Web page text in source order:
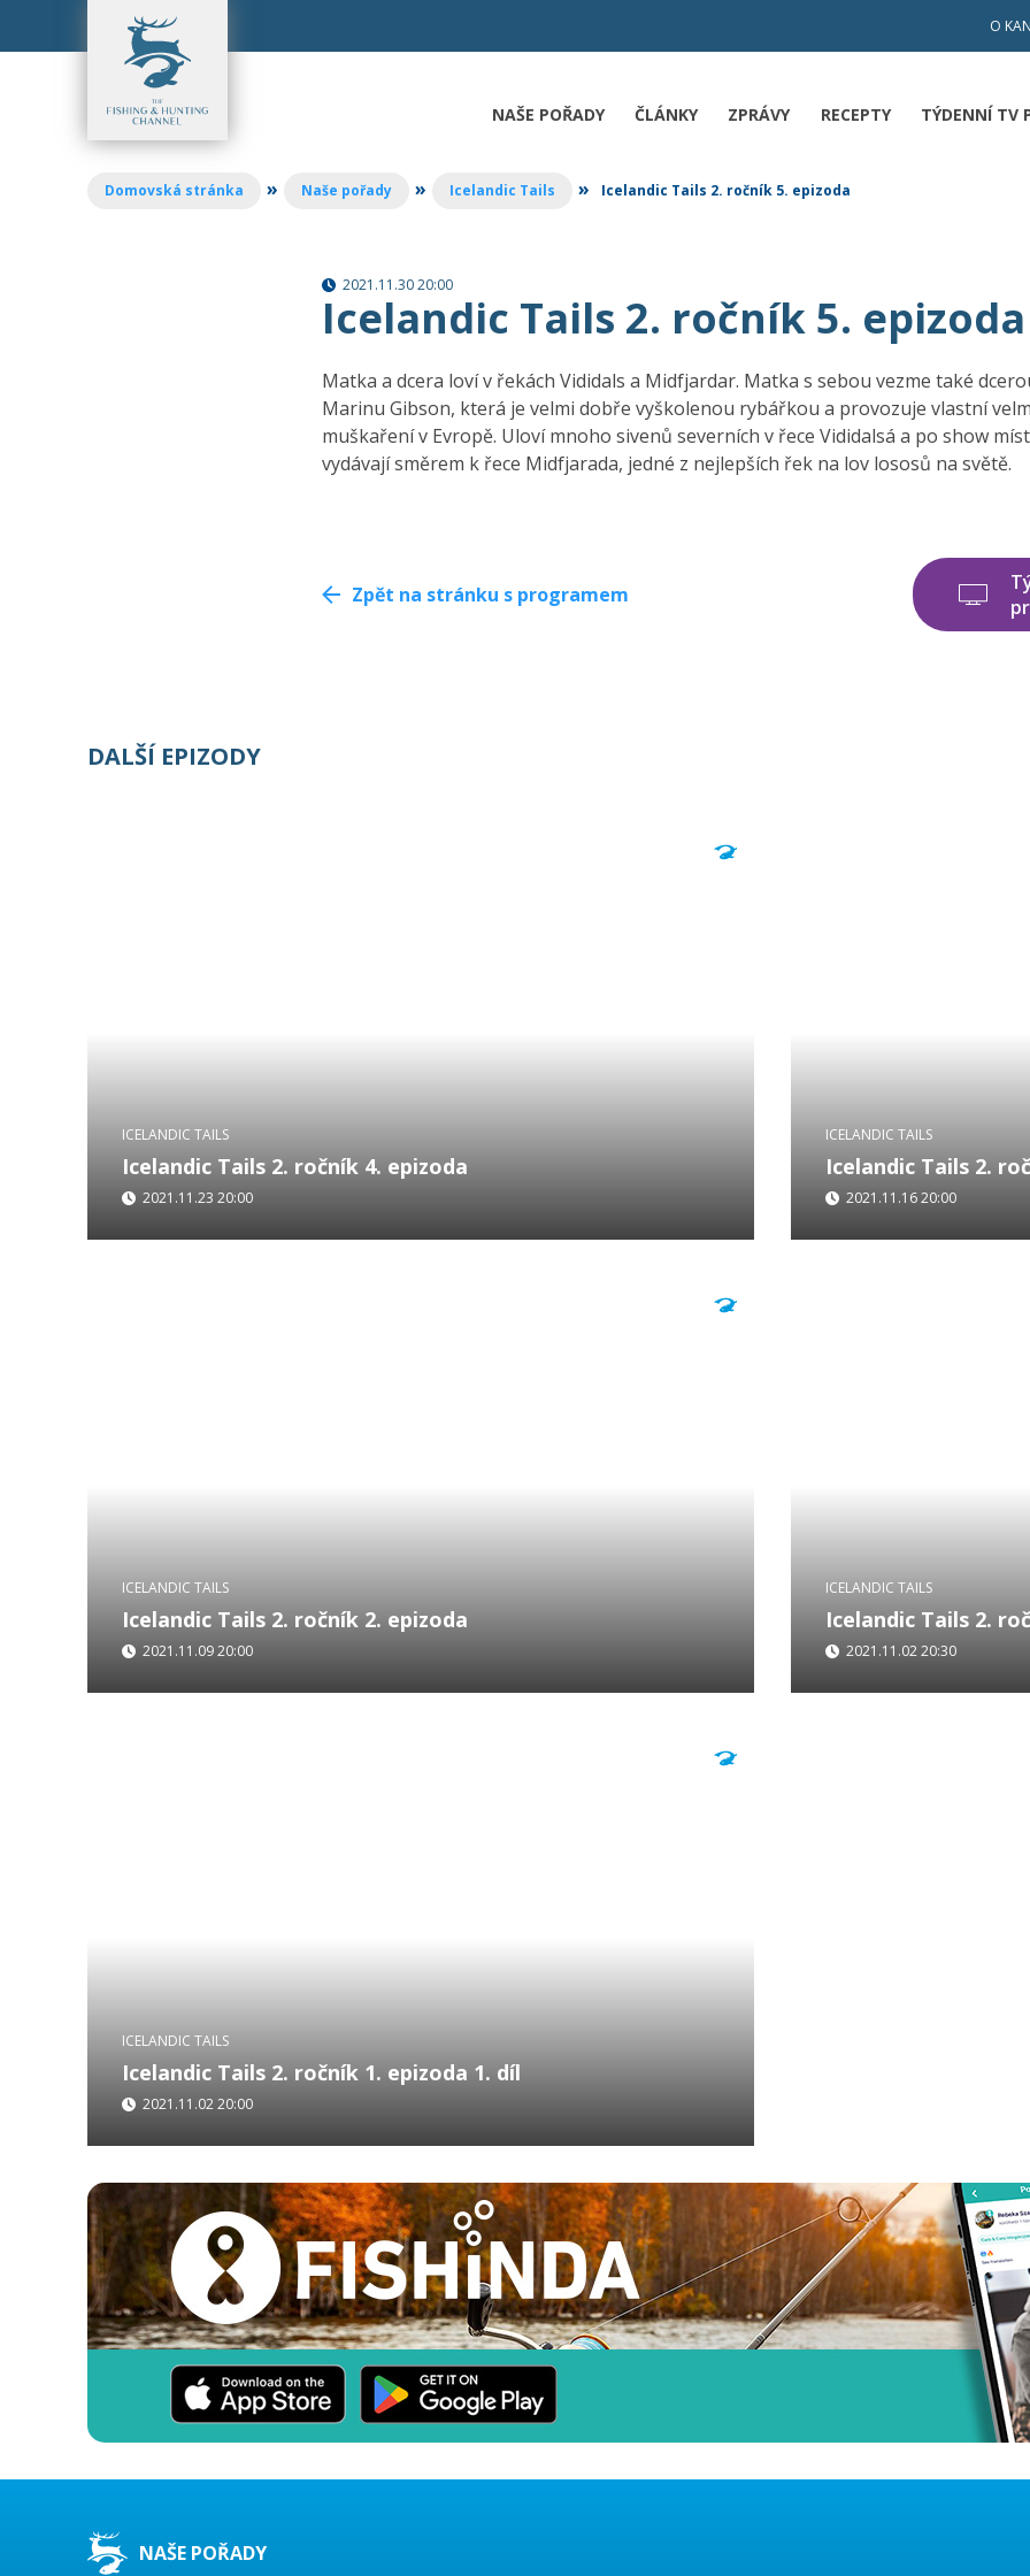
O
NAŠE POŘADY ČLÁNKY ZPRÁVY RECEPTY TÝDENNÍ TV
Domovská stránka » Naše pořady » Icelandic Tails » Icelandic Tails 2. ročník 5. epizoda
2021.11.30 20:00
Icelandic Tails 2. ročník 5. epizoda
Matka a dcera loví v řekách Vididals a Midfjardar. Matka s sebou vezme také
Marinu Gibson, která je velmi dobře vyškolenou rybářkou a provozuje vlastní
muškaření v Evropě. Uloví mnoho sivenů severních v řece Vididalsá a po show
vydávají směrem k řece Midfjarada, jedné z nejlepších řek na lov lososů na světě.
Zpět na stránku s programem
DALŠÍ EPIZODY
ICELANDIC TAILS
Icelandic Tails 2. ročník 4. epizoda
2021.11.23 20:00
stejné řece. Na Velkém Laxanu. Nyní s sebou přivede svého vnuka a
ICELANDIC TAILS
Icelandic Tails 2.
2021.11.16 20:00
hledat sivena severního.
ICELANDIC TAILS
Icelandic Tails 2. ročník 2. epizoda
2021.11.09 20:00
postava ve Velké Británii, byl totiž předtím zaměstnán u královské
ICELANDIC TAILS
Icelandic Tails 2.
2021.11.02 20:30
a který ještě nikdy
ICELANDIC TAILS
Icelandic Tails 2. ročník 1. epizoda 1. díl
2021.11.02 20:00
který ještě nikdy předtím nelovil islandského lososa. Tento pořad byl
NAŠE POŘADY